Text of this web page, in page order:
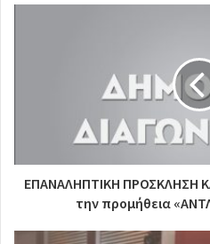
ΕΠΑΝΑΛΗΠΤΙΚΗ ΠΡΟΣΚΛΗΣΗ
την προμήθεια